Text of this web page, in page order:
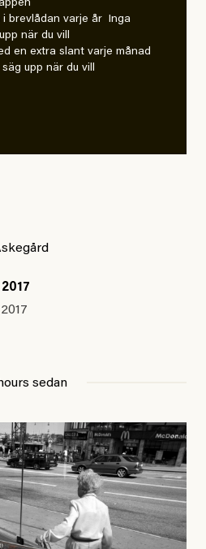
i brevlådan varje år Inga
när du vill
en extra slant varje månad
upp när du vill
sedan